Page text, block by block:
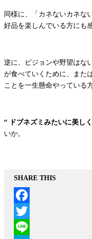
同様に、「カネないカネな
好品を楽しんでいる方にも
逆に、ビジョンや野望はな
が食べていくために、また
ことを一生懸命やっている
“ ドブネズミみたいに美し
いか。
SHARE THIS
Facebook
Twitter